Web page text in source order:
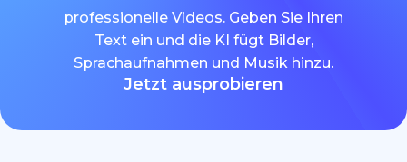
professionelle Videos. Geben Sie Ihren
Text ein und die KI fügt Bilder,
Sprachaufnahmen und Musik hinzu.
Jetzt ausprobieren